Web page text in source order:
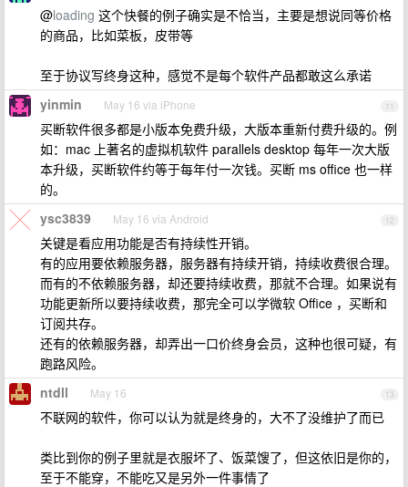
@loading 这个快餐的例子确实是不恰当，主要是想说同等价格
的商品，比如菜板，皮带等
至于协议写终身这种，感觉不是每个软件产品都敢这么承诺
11
yinmin May 16 via iPhone
买断软件很多都是小版本免费升级，大版本重新付费升级的。例
如：mac 上著名的虚拟机软件 parallels desktop 每年一次大版
本升级，买断软件约等于每年付一次钱。买断 ms office 也一样
的。
12
ysc3839 May 16 via Android
关键是看应用功能是否有持续性开销。
有的应用要依赖服务器，服务器有持续开销，持续收费很合理。
而有的不依赖服务器，却还要持续收费，那就不合理。如果说有
功能更新所以要持续收费，那完全可以学微软 Office ，买断和
订阅共存。
还有的依赖服务器，却弄出一口价终身会员，这种也很可疑，有
跑路风险。
13
ntdll May 16
不联网的软件，你可以认为就是终身的，大不了没维护了而已
类比到你的例子里就是衣服坏了、饭菜馊了，但这依旧是你的，
至于不能穿，不能吃又是另外一件事情了